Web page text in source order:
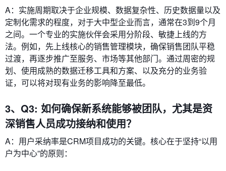
A：实施周期取决于企业规模、数据复杂性、历史数据量以及
定制化需求的程度，对于大中型企业而言，通常在3到9个月
之间。一个专业的实施伙伴会采用分阶段、敏捷上线的方
法。例如，先上线核心的销售管理模块，确保销售团队平稳
过渡，再逐步推广至服务、市场等其他部门。通过周密的规
划、使用成熟的数据迁移工具和方案、以及充分的业务验
证，可以将对现有业务的影响降至最低。
3、Q3: 如何确保新系统能够被团队，尤其是资
深销售人员成功接纳和使用？
A：用户采纳率是CRM项目成功的关键。核心在于坚持“以用
户为中心”的原则：